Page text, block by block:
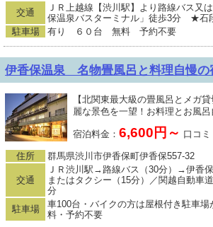
交通
ＪＲ上越線【渋川駅】より路線バス又
保温泉バスターミナル」徒歩3分 ★石
駐車場
有り ６０台 無料 予約不要
伊香保温泉 名物畳風呂と料理自慢
【北関東最大級の畳風呂とメガ
麗な景色を一望！お料理とお風
宿泊料金： 6,600円～ 口コミ
住所 群馬県渋川市伊香保町伊香保557-32
交通
ＪＲ渋川駅→路線バス（30分）→伊香保
またはタクシー（15分）／関越自動車
分
駐車場
車100台・バイクの方は屋根付き駐車
料・予約不要